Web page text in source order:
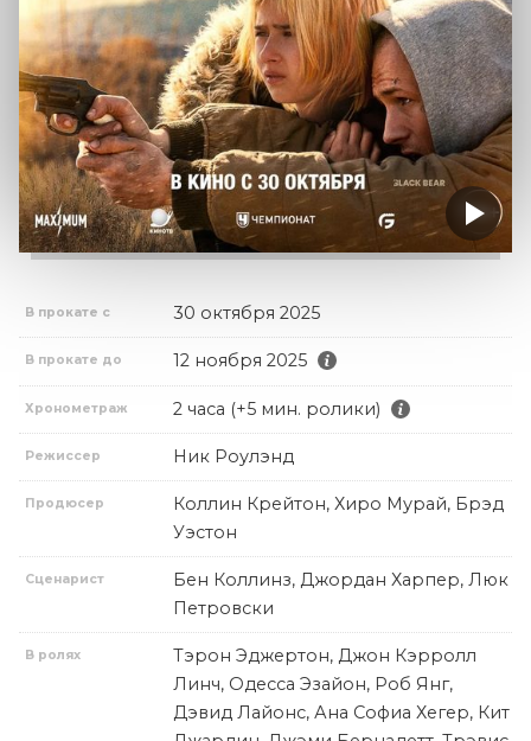
В прокате с 30 октября 2025
В прокате до 12 ноября 2025
Хронометраж 2 часа (+5 мин. ролики)
Режиссер Ник Роулэнд
Продюсер
Коллин Крейтон, Хиро Мурай, Брэд
Уэстон
Сценарист
Бен Коллинз, Джордан Харпер, Люк
Петровски
В ролях
Тэрон Эджертон, Джон Кэрролл
Линч, Одесса Эзайон, Роб Янг,
Дэвид Лайонс, Ана Софиа Хегер, Кит